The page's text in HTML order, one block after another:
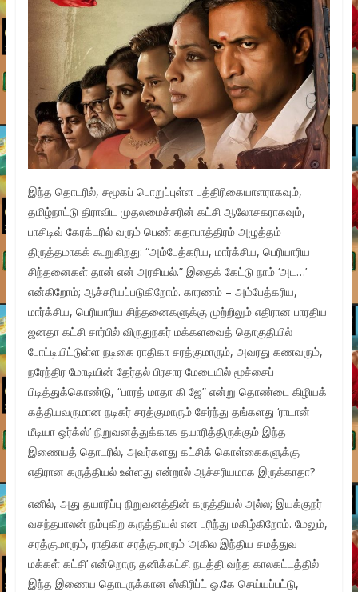
இந்த தொடரில், சமூகப் பொறுப்புள்ள பத்திரிகையாளராகவும்,
தமிழ்நாட்டு திராவிட முதலமைச்சரின் கட்சி ஆலோசகராகவும்,
பாசிடிவ் கேரக்டரில் வரும் பெண் கதாபாத்திரம் அழுத்தம்
திருத்தமாகக் கூறுகிறது: “அம்பேத்கரிய, மார்க்சிய, பெரியாரிய
சிந்தனைகள் தான் என் அரசியல்.” இதைக் கேட்டு நாம் ‘அட…’
என்கிறோம்; ஆச்சரியப்படுகிறோம். காரணம் – அம்பேத்கரிய,
மார்க்சிய, பெரியாரிய சிந்தனைகளுக்கு முற்றிலும் எதிரான பாரதிய
ஜனதா கட்சி சார்பில் விருதுநகர் மக்களவைத் தொகுதியில்
போட்டியிட்டுள்ள நடிகை ராதிகா சரத்குமாரும், அவரது கணவரும்,
நரேந்திர மோடியின் தேர்தல் பிரசார மேடையில் மூச்சைப்
பிடித்துக்கொண்டு, “பாரத் மாதா கி ஜே” என்று தொண்டை கிழியக்
கத்தியவருமான நடிகர் சரத்குமாரும் சேர்ந்து தங்களது ‘ராடான்
மீடியா ஒர்க்ஸ்’ நிறுவனத்துக்காக தயாரித்திருக்கும் இந்த
இணையத் தொடரில், அவர்களது கட்சிக் கொள்கைகளுக்கு
எதிரான கருத்தியல் உள்ளது என்றால் ஆச்சரியமாக இருக்காதா?
எனில், அது தயாரிப்பு நிறுவனத்தின் கருத்தியல் அல்ல; இயக்குநர்
வசந்தபாலன் நம்புகிற கருத்தியல் என புரிந்து மகிழ்கிறோம். மேலும்,
சரத்குமாரும், ராதிகா சரத்குமாரும் ‘அகில இந்திய சமத்துவ
மக்கள் கட்சி’ என்றொரு தனிக்கட்சி நடத்தி வந்த காலகட்டத்தில்
இந்த இணைய தொடருக்கான ஸ்கிரிப்ட் ஓ.கே செய்யப்பட்டு,